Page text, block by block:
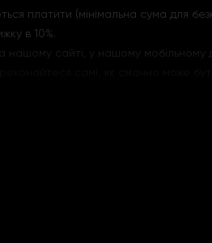
платити (мінімальна сума для
в 10%.
нашому сайті, у нашому мобільному